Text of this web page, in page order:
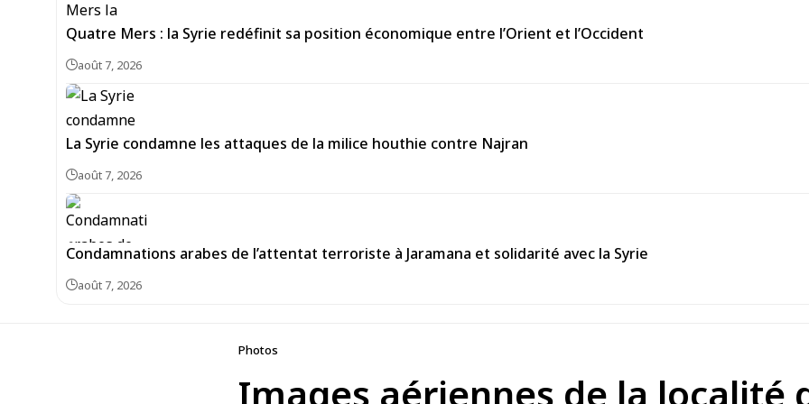
Quatre Mers : la Syrie redéfinit sa position économique entre l’Orient et l’Occident
août 7, 2026
La Syrie condamne les attaques de la milice houthie contre Najran
août 7, 2026
Condamnations arabes de l’attentat terroriste à Jaramana et solidarité avec la Syrie
août 7, 2026
Photos
Images aériennes de la localité